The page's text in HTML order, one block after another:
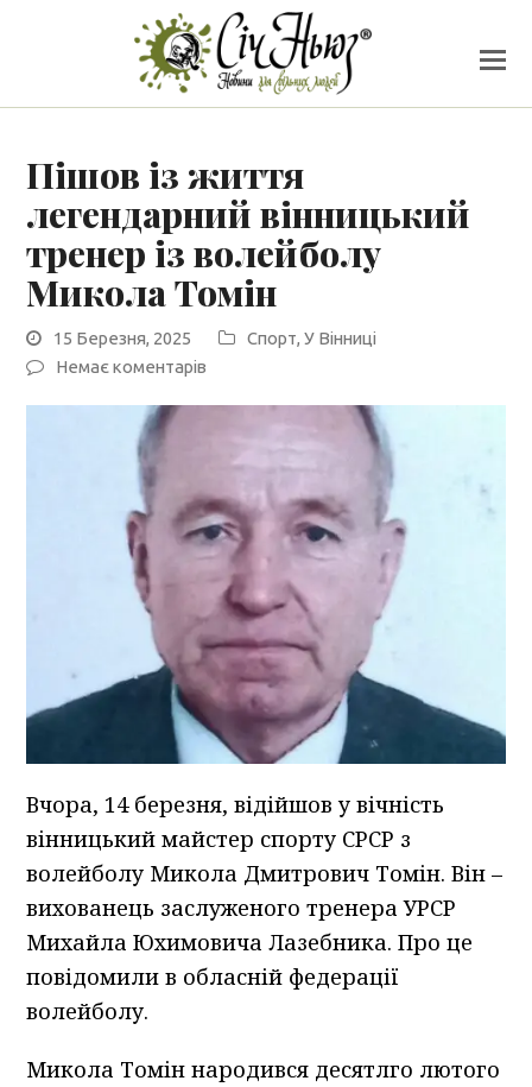
Пішов із життя
легендарний вінницький
тренер із волейболу
Микола Томін
15 Березня, 2025 Спорт,У Вінниці
Немає коментарів
Вчора, 14 березня, відійшов у вічність
вінницький майстер спорту СРСР з
волейболу Микола Дмитрович Томін. Він –
вихованець заслуженого тренера УРСР
Михайла Юхимовича Лазебника. Про це
повідомили в обласній федерації
волейболу.
Микола Томін народився десятлго лютого